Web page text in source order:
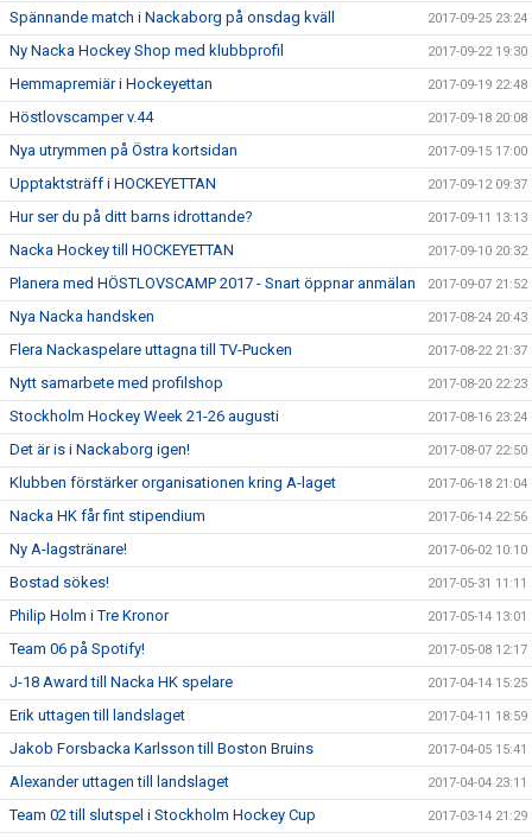
Spännande match i Nackaborg på onsdag kväll 2017-09-25 23:24
Ny Nacka Hockey Shop med klubbprofil 2017-09-22 19:30
Hemmapremiär i Hockeyettan 2017-09-19 22:48
Höstlovscamper v.44 2017-09-18 20:08
Nya utrymmen på Östra kortsidan 2017-09-15 17:00
Upptaktsträff i HOCKEYETTAN 2017-09-12 09:37
Hur ser du på ditt barns idrottande? 2017-09-11 13:13
Nacka Hockey till HOCKEYETTAN 2017-09-10 20:32
Planera med HÖSTLOVSCAMP 2017 - Snart öppnar anmälan 2017-09-07 21:52
Nya Nacka handsken 2017-08-24 20:43
Flera Nackaspelare uttagna till TV-Pucken 2017-08-22 21:37
Nytt samarbete med profilshop 2017-08-20 22:23
Stockholm Hockey Week 21-26 augusti 2017-08-16 23:24
Det är is i Nackaborg igen! 2017-08-07 22:50
Klubben förstärker organisationen kring A-laget 2017-06-18 21:04
Nacka HK får fint stipendium 2017-06-14 22:56
Ny A-lagstränare! 2017-06-02 10:10
Bostad sökes! 2017-05-31 11:11
Philip Holm i Tre Kronor 2017-05-14 13:01
Team 06 på Spotify! 2017-05-08 12:17
J-18 Award till Nacka HK spelare 2017-04-14 15:25
Erik uttagen till landslaget 2017-04-11 18:59
Jakob Forsbacka Karlsson till Boston Bruins 2017-04-05 15:41
Alexander uttagen till landslaget 2017-04-04 23:11
Team 02 till slutspel i Stockholm Hockey Cup 2017-03-14 21:29